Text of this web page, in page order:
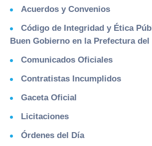
Acuerdos y Convenios
Código de Integridad y Ética
Buen Gobierno en la Prefectura del
Comunicados Oficiales
Contratistas Incumplidos
Gaceta Oficial
Licitaciones
Órdenes del Día